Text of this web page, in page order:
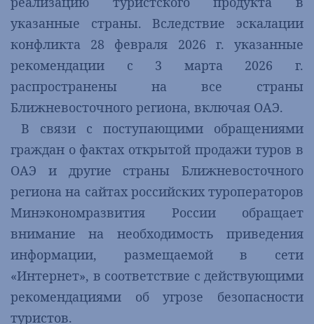
указанные страны. Вследствие эскалации
конфликта 28 февраля 2026 г. указанные
рекомендации с 3 марта 2026 г.
распространены на все страны
Ближневосточного региона, включая ОАЭ.
В связи с поступающими обращениями
граждан о фактах открытой продажи туров в
ОАЭ и другие страны Ближневосточного
региона на сайтах российских туроператоров
Минэкономразвития России обращает
внимание на необходимость приведения
информации, размещаемой в сети
«Интернет», в соответствие с действующими
рекомендациями об угрозе безопасности
туристов.